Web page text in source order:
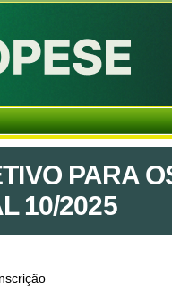
PARA
10/2025